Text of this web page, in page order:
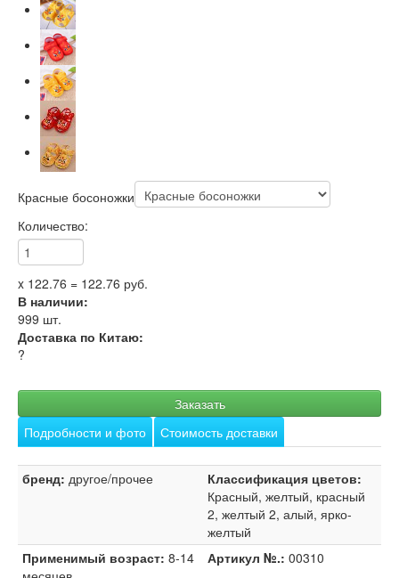
Красные босоножки
Количество:
x 122.76 = 122.76 руб.
В наличии:
999 шт.
Доставка по Китаю:
?
Заказать
Подробности и фото
Стоимость доставки
бренд: другое/прочее
Классификация цветов:
Красный, желтый, красный
2, желтый 2, алый, ярко-
желтый
Применимый возраст: 8-14
Артикул №.: 00310